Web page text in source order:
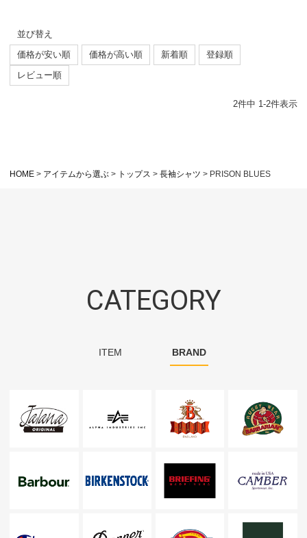
並び替え
価格が安い順
価格が高い順 新着順
登録順
レビュー順
2件中 1-2件表示
HOME アイテムから選ぶ トップス 長袖シャツ PRISON BLUES
CATEGORY
ITEM BRAND